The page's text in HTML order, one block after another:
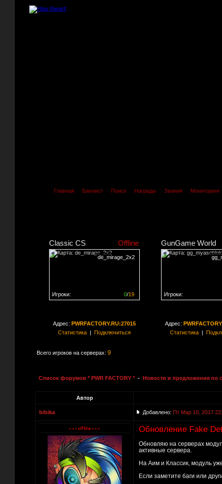
Главная Банлист Поиск Награды Звания Мониторинг
Classic CS Offline
de_mirage_2x2
0/19
Игроки:
GunGame World
Игроки:
Адрес: PWRFACTORY.RU:27015
Статистика| Подключиться
Адрес:
Статистика|
Всего игроков на серверах: 9
Список форумов * PWR FACTORY * - Новости и предложения по
Автор
bibika Добавлено: Пт Мар 10, 2017
Обновление Fake
Обновляю на серверах
активные сервера.
На Аим и Классик, модуль
Если заметите баги или